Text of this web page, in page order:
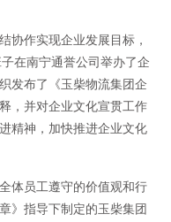
协作实现企业发展目标，
在南宁通誉公司举办了企
发布了《玉柴物流集团企
，并对企业文化宣贯工作
精神，加快推进企业文化
体员工遵守的价值观和行
》指导下制定的玉柴集团